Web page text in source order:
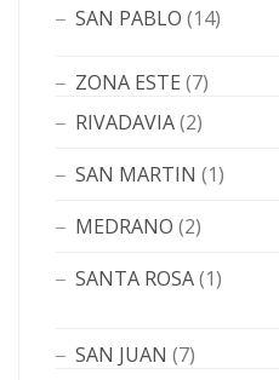
SAN PABLO (14)
ZONA ESTE (7)
RIVADAVIA(2)
SAN MARTIN (1)
MEDRANO (2)
SANTA ROSA(1)
SAN JUAN (7)